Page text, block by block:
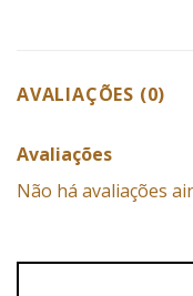
AVALIAÇÕES (0)
Avaliações
Não há avaliações